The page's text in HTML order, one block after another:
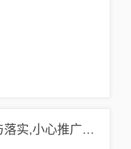
哈尔滨最新单行动态解答、专家解析解释与落实,小心推广的骗局